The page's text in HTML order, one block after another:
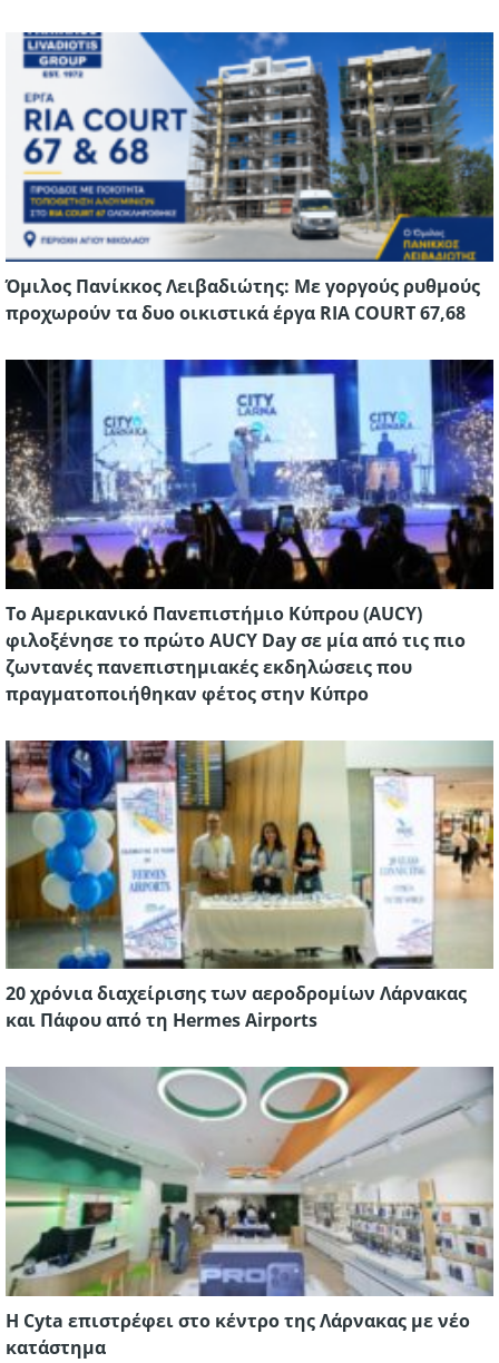
Όμιλος Πανίκκος Λειβαδιώτης: Με γοργούς ρυθμούς
προχωρούν τα δυο οικιστικά έργα RIA COURT 67,68
Το Αμερικανικό Πανεπιστήμιο Κύπρου (AUCY)
φιλοξένησε το πρώτο AUCY Day σε μία από τις πιο
ζωντανές πανεπιστημιακές εκδηλώσεις που
πραγματοποιήθηκαν φέτος στην Κύπρο
20 χρόνια διαχείρισης των αεροδρομίων Λάρνακας
και Πάφου από τη Hermes Airports
Η Cyta επιστρέφει στο κέντρο της Λάρνακας με νέο
κατάστημα